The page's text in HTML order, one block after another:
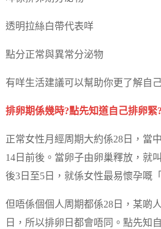
透明拉絲白帶代表咩
點分正常與異常分泌物
有咩生活建議可以幫助你更了解自
排卵期係幾時?點先知道自己排卵緊?
正常女性月經周期大約係28日，當
14日前後。當卵子由卵巢釋放，就
後3日至5日，就係女性最易懷孕嘅
但唔係個個人周期都係28日，某啲
日，所以排卵日都會唔同。點先知